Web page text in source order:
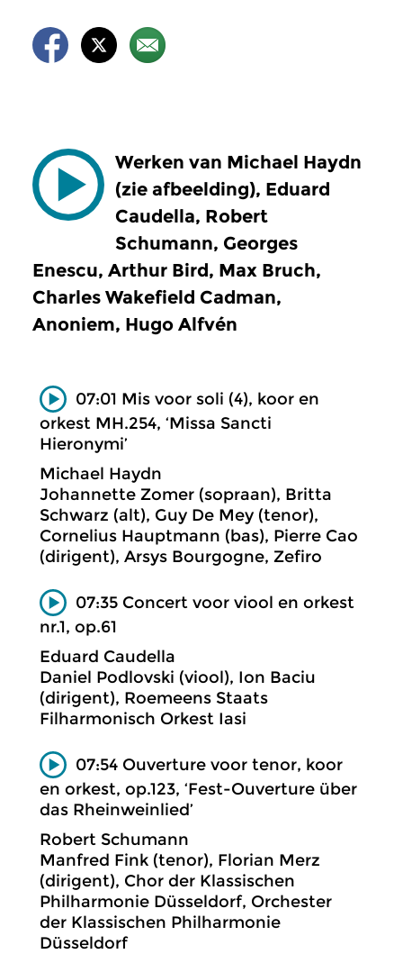
Werken van Michael Haydn
(zie afbeelding), Eduard
Caudella, Robert
Schumann, Georges
Enescu, Arthur Bird, Max Bruch,
Charles Wakefield Cadman,
Anoniem, Hugo Alfvén
07:01 Mis voor soli (4), koor en
orkest MH.254, ‘Missa Sancti
Hieronymi’
Michael Haydn
Johannette Zomer (sopraan), Britta
Schwarz (alt), Guy De Mey (tenor),
Cornelius Hauptmann (bas), Pierre Cao
(dirigent), Arsys Bourgogne, Zefiro
07:35 Concert voor viool en orkest
nr.1, op.61
Eduard Caudella
Daniel Podlovski (viool), Ion Baciu
(dirigent), Roemeens Staats
Filharmonisch Orkest Iasi
07:54 Ouverture voor tenor, koor
en orkest, op.123, ‘Fest-Ouverture über
das Rheinweinlied’
Robert Schumann
Manfred Fink (tenor), Florian Merz
(dirigent), Chor der Klassischen
Philharmonie Düsseldorf, Orchester
der Klassischen Philharmonie
Düsseldorf